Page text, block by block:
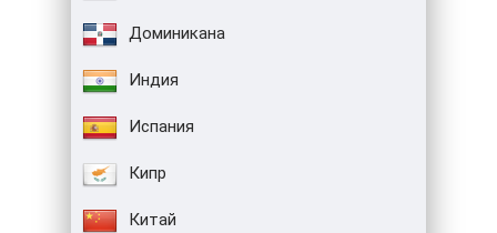
Доминикана
Индия
Испания
Кипр
Китай